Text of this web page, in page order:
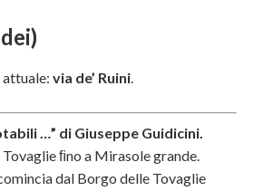
via de’ Ruini.
…” di Giuseppe Guidicini.
ﬁno a Mirasole grande.
dal Borgo delle Tovaglie